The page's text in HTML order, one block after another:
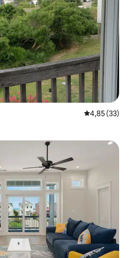
4,85 de uma
4,85 (33)